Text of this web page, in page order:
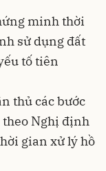
minh thời
sử dụng đất
tố tiên
thủ các bước
theo Nghị định
gian xử lý hồ